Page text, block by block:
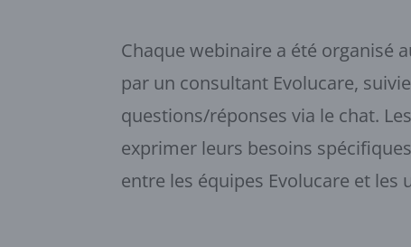
Chaque webinaire a été organisé
par un consultant Evolucare,
questions/réponses via le chat.
exprimer leurs besoins
entre les équipes Evolucare et les